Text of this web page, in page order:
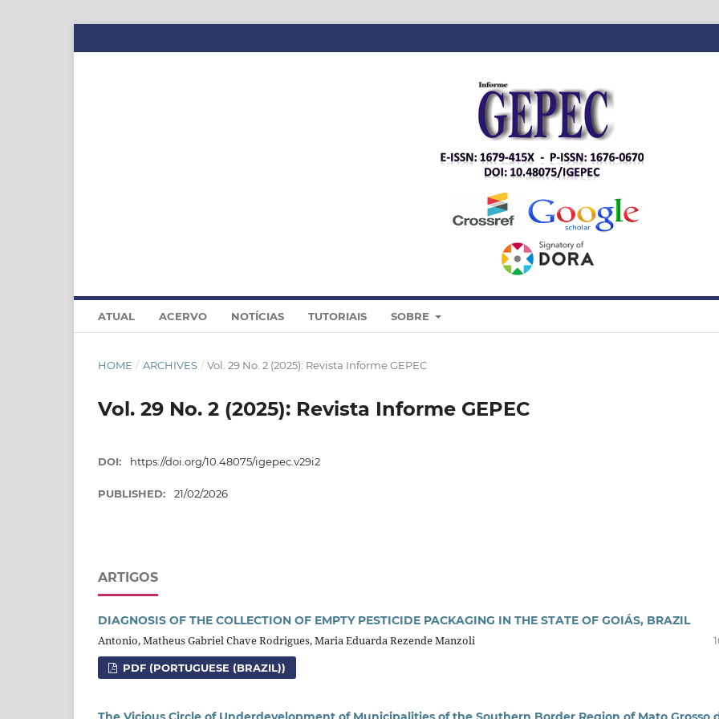
ATUAL ACERVO NOTÍCIAS TUTORIAIS SOBRE
HOME / ARCHIVES / Vol. 29 No. 2 (2025): Revista Informe GEPEC
Vol. 29 No. 2 (2025): Revista Informe GEPEC
DOI: https://doi.org/10.48075/igepec.v29i2
PUBLISHED: 21/02/2026
ARTIGOS
DIAGNOSIS OF THE COLLECTION OF EMPTY PESTICIDE PACKAGING IN THE STATE OF GOIÁS, BRAZIL
Antonio, Matheus Gabriel Chave Rodrigues, Maria Eduarda Rezende Manzoli
PDF (PORTUGUESE (BRAZIL))